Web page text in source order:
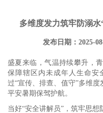
多维度发力筑牢防溺
发布日期：2025-
盛夏来临，气温持续攀升，
保障辖区内未成年人生命安
过“宣传、排查、值守”多维
平安暑期保驾护航。
当好“安全讲解员”，筑牢思想